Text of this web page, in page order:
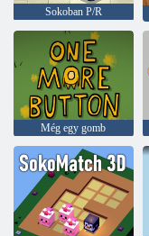
Sokoban P/R
Még egy gomb